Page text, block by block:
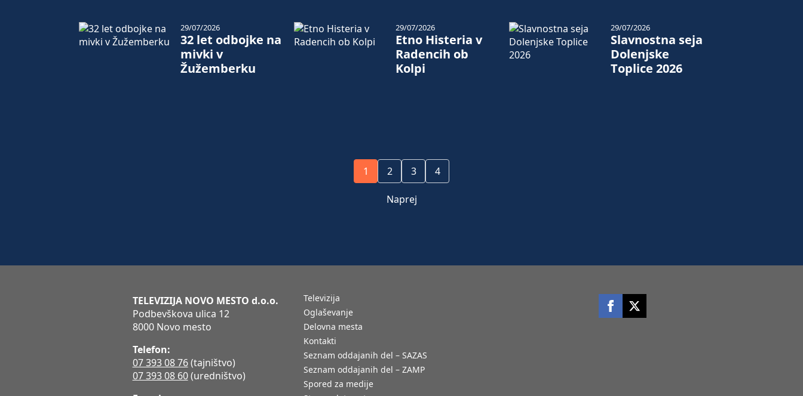
32 let odbojke na
mivki v
Žužemberku
29/07/2026
Etno Histeria v
Radencih ob
Kolpi
29/07/2026
Slavnostna seja
Dolenjske
Toplice 2026
29/07/2026
1 2 3 4
Naprej
TELEVIZIJA NOVO MESTO d.o.o.
Podbevškova ulica 12
8000 Novo mesto
Telefon:
07 393 08 76(tajništvo)
07 393 08 60(uredništvo)
Televizija
Oglaševanje
Delovna mesta
Kontakti
Seznam oddajanih del – SAZAS
Seznam oddajanih del – ZAMP
Spored za medije